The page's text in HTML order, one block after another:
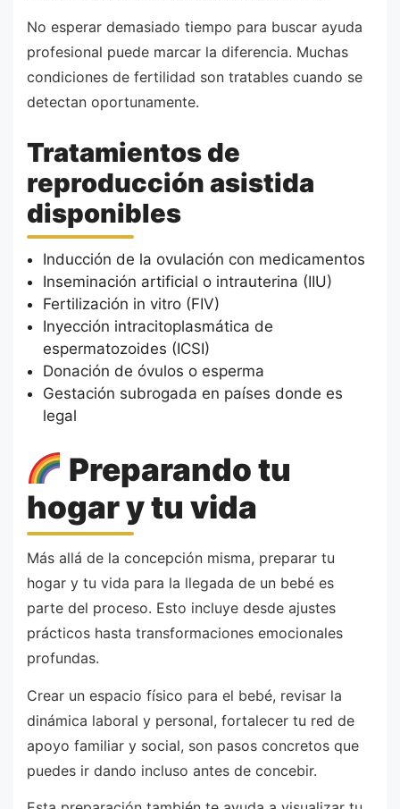
No esperar demasiado tiempo para buscar ayuda
profesional puede marcar la diferencia. Muchas
condiciones de fertilidad son tratables cuando se
detectan oportunamente.
Tratamientos de
reproducción asistida
disponibles
Inducción de la ovulación con medicamentos
Inseminación artificial o intrauterina (IIU)
Fertilización in vitro (FIV)
Inyección intracitoplasmática de
espermatozoides (ICSI)
Donación de óvulos o esperma
Gestación subrogada en países donde es
legal
Preparando tu
hogar y tu vida
Más allá de la concepción misma, preparar tu
hogar y tu vida para la llegada de un bebé es
parte del proceso. Esto incluye desde ajustes
prácticos hasta transformaciones emocionales
profundas.
Crear un espacio físico para el bebé, revisar la
dinámica laboral y personal, fortalecer tu red de
apoyo familiar y social, son pasos concretos que
puedes ir dando incluso antes de concebir.